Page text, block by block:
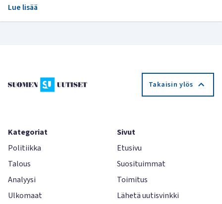
Lue lisää
Takaisin ylös
Kategoriat
Politiikka
Talous
Analyysi
Ulkomaat
Sivut
Etusivu
Suosituimmat
Toimitus
Lähetä uutisvinkki